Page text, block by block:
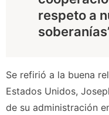
respeto a
Se refirió a la buena
Estados Unidos,
de su administración